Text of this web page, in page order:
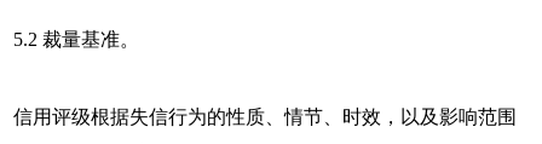
5.2 裁量基准。
信用评级根据失信行为的性质、情节、时效，以及影响范围